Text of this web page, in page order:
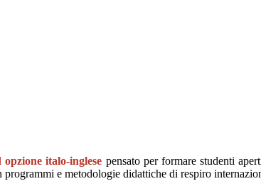
opzione italo-inglese pensato per formare studenti
e metodologie didattiche di respiro